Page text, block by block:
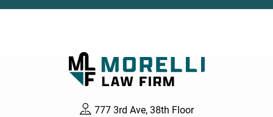
777 3rd Ave, 38th Floor